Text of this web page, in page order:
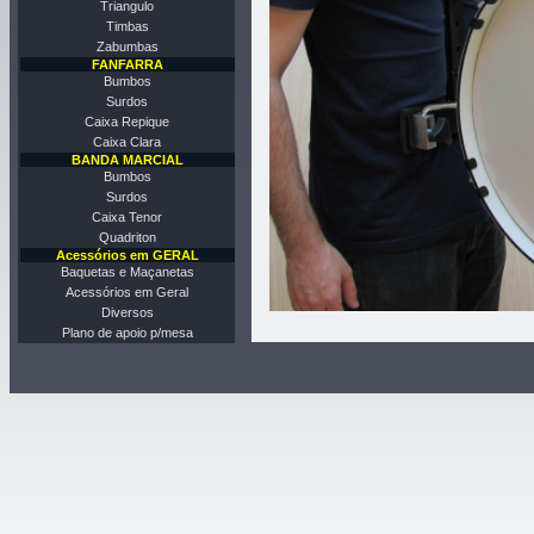
Triangulo
Timbas
Zabumbas
FANFARRA
Bumbos
Surdos
Caixa Repique
Caixa Clara
BANDA MARCIAL
Bumbos
Surdos
Caixa Tenor
Quadriton
Acessórios em GERAL
Baquetas e Maçanetas
Acessórios em Geral
Diversos
Plano de apoio p/mesa